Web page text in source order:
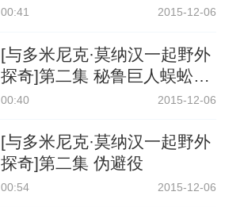
00:41 2015-12-06
[与多米尼克·莫纳汉一起野外
探奇]第二集 秘鲁巨人蜈蚣的
毒液
00:40 2015-12-06
[与多米尼克·莫纳汉一起野外
探奇]第二集 伪避役
00:54 2015-12-06